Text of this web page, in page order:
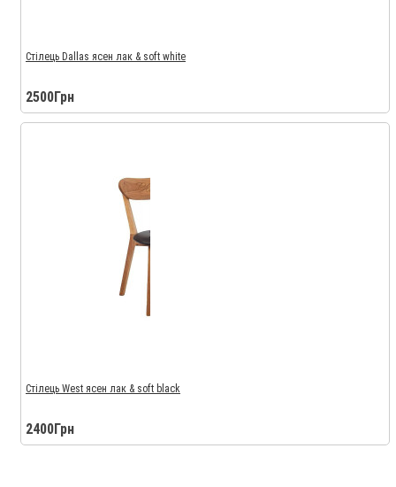
Стілець Dallas ясен лак & soft white
2500Грн
Стілець West ясен лак & soft black
2400Грн